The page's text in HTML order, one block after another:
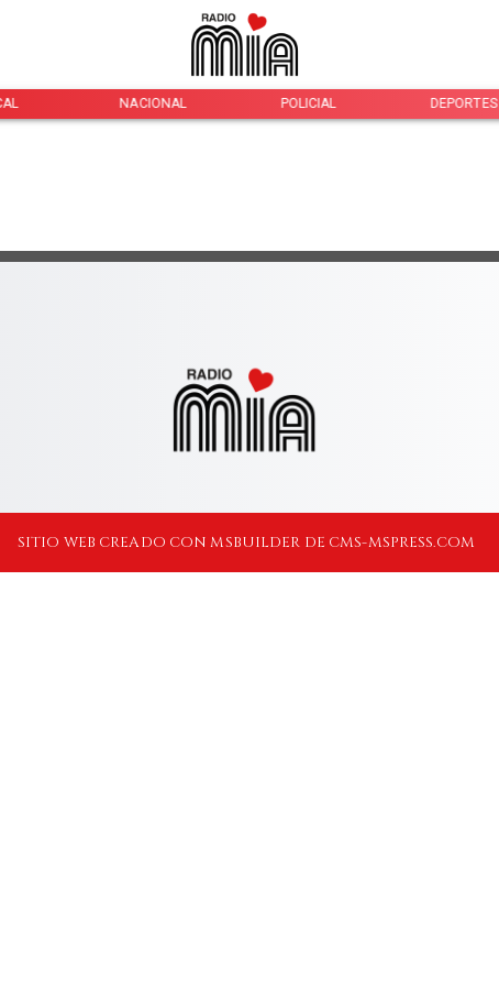
NACIONAL POLICIAL DEPORTES
SITIO WEB CREADO CON MSBUILDER DE CMS-MSPRESS.COM